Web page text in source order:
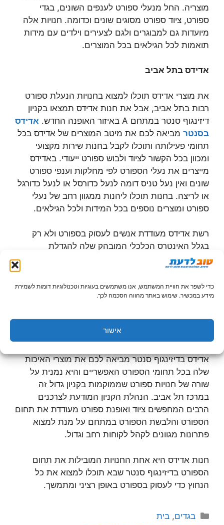
כדי לשפר את חוויית המשתמש, אנו משתמשים בעוגיות וטכנולוגיות דומות לשמירת
מידע במכשיר. שימוש באתר מהווה הסכמה לכך.
אישור
מוצריה. החל מנעלי ספורט לענפים השונים, בגדי
ספורט, ציוד ספורט מסוגים שונים וכדומה. חנויות אלה
מיועדות גם למבוגרים ולגם לצעירים וילדים עם מידות
תואמות לכל הגילאים בכל המוצרים.
אדידס בתל אביב
את מוצרי אדידס תוכלו למצוא בחנויות הנעלת ספורט
רבות בתל אביב, אבל את חנות אדידס תמצאו בקניון
דיזינגוף סנטר במתחם A באיזור האופנה החדש.
אדידס
בסנטר מביאה לכם את מיטב המוצרים של אדידס בכל
תחומי פעילותה ותוכלו לקבל בחנות שירות מקצועי
ומכוון בכל הקשור לציוד ולבוש ספורט ייעודי. באדידס
מייצרים את נעלי הספורט לפי מחלקות וענפי ספורט
שונים ואין נעל טניס דומה לנעל כדורסל או לנעל כדורגל
או לריצה. בחנות תוכלו ליהנות ממגוון רחב של נעלי
ספורט ומוצרים נוספים בכל המידות ולכל הגילאים.
רשת אדידס מעודדת אנשים לעסוק בספורט ולא רק
בגלל האינטרס הכלכלי המובהק שלה להגדלת
מכירותיה, אלא שהרשת מאמינה שכל אדם צריך לעסוק
בספורט (גם אם הוא יחף…) כדי לשמור על בריאות, על
כושר גופני ועל נפש בריאה. הרשת מעודדת פעילות
ספורטיבית בכל רחבי העולם באופן מקצועי ובאופן
אדידס בדיזינגוף סנטר מביאה לכם את מוצרי האיכות
שלה בכל תחומי הספורט האפשריים והיא נמנית על
שורה של חנויות ספורט שממוקמות בקניון גדול זה
במרכז תל אביב. הנהלת הקניון המודעת לצרכנים
הרבים המחפשים ציוד ואופנת ספורט מעודדת את תחום
הספורט והלבשת הספורט במתחם על מנת למצוא
פתרונות מגוונים לקהל לקוחות רחב וגדול.
חנות אדידס היא אחת החנויות המובילות את תחום
הספורט בדיזינגוף סנטר שבא תוכלו למצוא את כל
הנחוץ כדי לעסוק בספורט באופן רציני ומתמשך.
קטגוריות
בגדים,בית